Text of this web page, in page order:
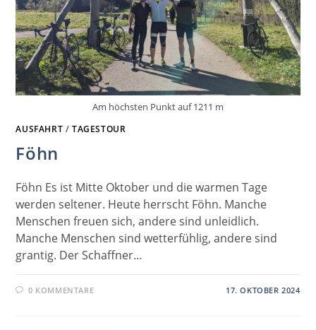
Am höchsten Punkt auf 1211 m
AUSFAHRT /TAGESTOUR
Föhn
Föhn Es ist Mitte Oktober und die warmen Tage
werden seltener. Heute herrscht Föhn. Manche
Menschen freuen sich, andere sind unleidlich.
Manche Menschen sind wetterfühlig, andere sind
grantig. Der Schaffner…
0 KOMMENTARE 17. OKTOBER 2024